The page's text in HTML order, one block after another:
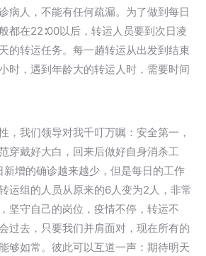
病人，不能有任何疏漏。为了做到每日
都在22∶00以后，转运人员要到次日凌
的转运任务。每一趟转运从出发到结束
时，遇到年龄大的转运人时，需要时间
，我们领导对我千叮万嘱：安全第一，
穿戴好大白，回来后做好自身消杀工
新增的确诊越来越少，但是每日的工作
运组的人员从原来的6人变为2人，非常
坚守自己的岗位，疫情不停，转运不
过去，只要我们并肩面对，现在所有的
够如常。彼此可以互道一声：期待明天